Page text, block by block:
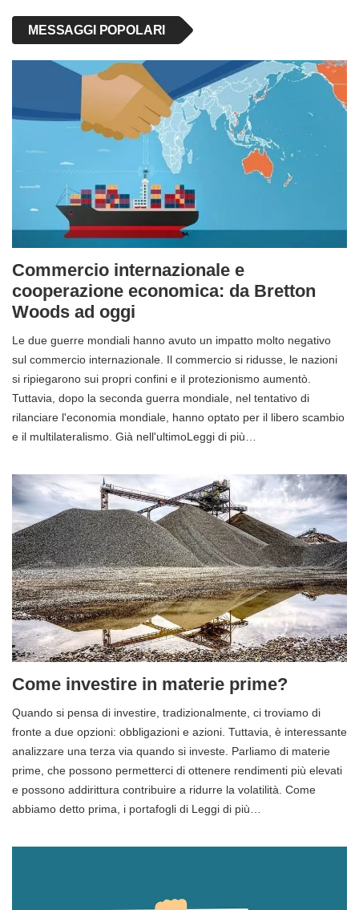
MESSAGGI POPOLARI
Commercio internazionale e
cooperazione economica: da Bretton
Woods ad oggi
Le due guerre mondiali hanno avuto un impatto molto negativo
sul commercio internazionale. Il commercio si ridusse, le nazioni
si ripiegarono sui propri confini e il protezionismo aumentò.
Tuttavia, dopo la seconda guerra mondiale, nel tentativo di
rilanciare l'economia mondiale, hanno optato per il libero scambio
e il multilateralismo. Già nell'ultimoLeggi di più…
Come investire in materie prime?
Quando si pensa di investire, tradizionalmente, ci troviamo di
fronte a due opzioni: obbligazioni e azioni. Tuttavia, è interessante
analizzare una terza via quando si investe. Parliamo di materie
prime, che possono permetterci di ottenere rendimenti più elevati
e possono addirittura contribuire a ridurre la volatilità. Come
abbiamo detto prima, i portafogli di Leggi di più…